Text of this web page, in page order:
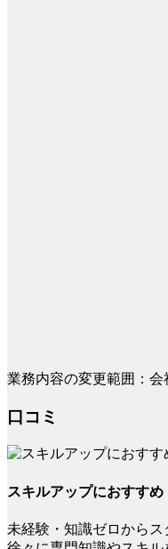
業務内容の変更範囲：
口コミ
スキルアップにおすすめ
未経験・知識ゼロからス